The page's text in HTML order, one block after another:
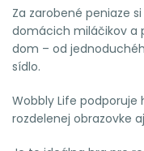
Za zarobené peniaze
domácich miláčikov a
dom – od
sídlo.
Wobbly Life podporuje
rozdelenej obrazovke